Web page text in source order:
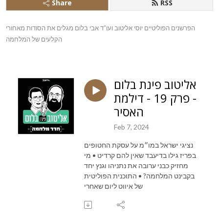
Share RSS
הפרשנים הפוליטיים יוסי אליטוב ועו”ד אבי בלום מגלים את הסודות מאחורי
הקלעים של המלחמה
אליטוב פינת בלום
- פרק 19 - דילמת
האסיר
Feb 7, 2024
נציגי ישראל במו״מ על עסקת החטופים
בפריז גילו בדיעבד שאין להם קרדיט • מי
מחזיק כבני ערובה את נתניהו וגנץ יחד
בקבינט המלחמה? • התוכנית הפוליטית
של איווט ליום שאחרי